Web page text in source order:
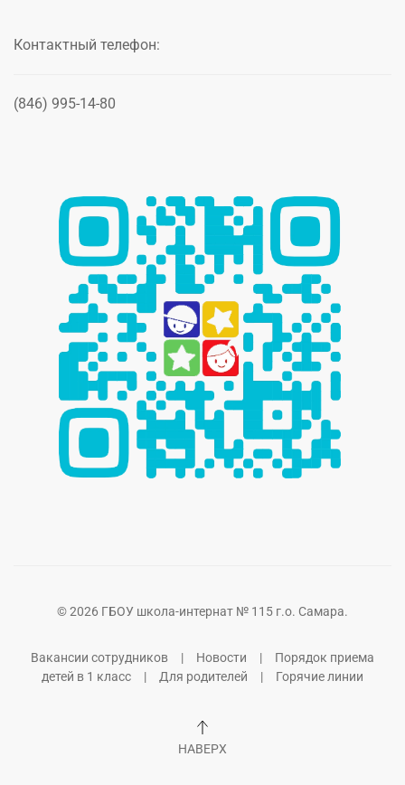
Контактный телефон:
(846) 995-14-80
©2026 ГБОУ школа-интернат № 115 г.о. Самара.
Вакансии сотрудников | Новости | Порядок приема
детей в 1 класс | Для родителей | Горячие линии
НАВЕРХ